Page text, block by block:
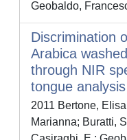
Geobaldo,
Discrimination
Arabica
through NIR
tongue analysis
2011 Bertone,
Marianna; Buratti,